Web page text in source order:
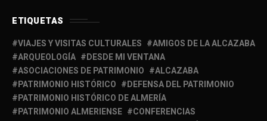
ETIQUETAS
VIAJES Y VISITAS CULTURALES
AMIGOS DE LA ALCAZABA
ARQUEOLOGÍA
DESDE MI VENTANA
ASOCIACIONES DE PATRIMONIO
ALCAZABA
PATRIMONIO HISTÓRICO
DEFENSA DEL PATRIMONIO
PATRIMONIO HISTÓRICO DE ALMERÍA
PATRIMONIO ALMERIENSE
CONFERENCIAS